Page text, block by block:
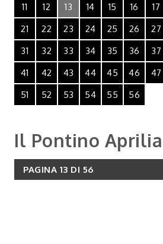
11
12 13 14 15 16 17
21
22 23 24 25 26 27
31
32 33 34 35 36 37
41
42 43 44 45 46 47
51
52 53 54 55 56
Il Pontino Aprilia
PAGINA 13 DI 56